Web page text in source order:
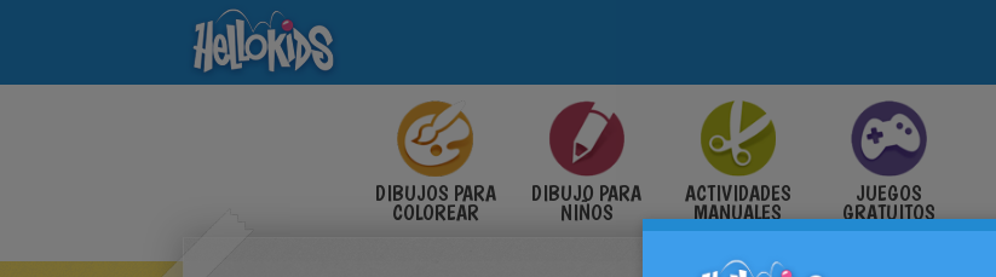
DIBUJOS PARA
COLOREAR
DIBUJO PARA
NIÑOS
ACTIVIDADES
MANUALES
JUEGOS
GRATUITOS